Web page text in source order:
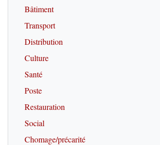
Bâtiment
Transport
Distribution
Culture
Santé
Poste
Restauration
Social
Chomage/précarité